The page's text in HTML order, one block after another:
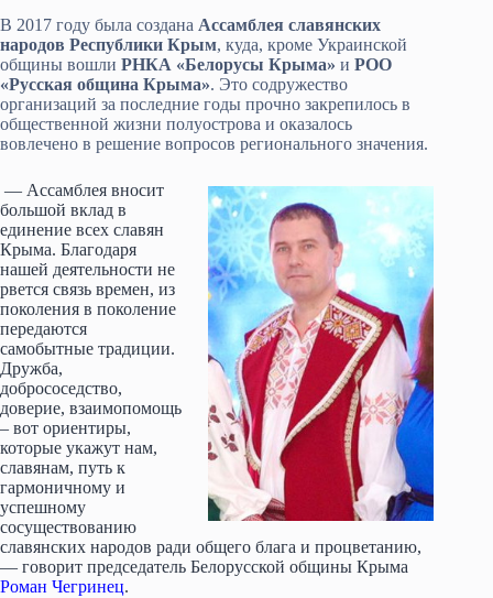
В 2017 году была создана Ассамблея славянских
народов Республики Крым, куда, кроме Украинской
общины вошли РНКА «Белорусы Крыма» и РОО
«Русская община Крыма». Это содружество
организаций за последние годы прочно закрепилось в
общественной жизни полуострова и оказалось
вовлечено в решение вопросов регионального значения.
— Ассамблея вносит
большой вклад в
единение всех славян
Крыма. Благодаря
нашей деятельности не
рвется связь времен, из
поколения в поколение
передаются
самобытные традиции.
Дружба,
добрососедство,
доверие, взаимопомощь
– вот ориентиры,
которые укажут нам,
славянам, путь к
гармоничному и
успешному
сосуществованию
славянских народов ради общего блага и процветанию,
— говорит председатель Белорусской общины Крыма
Роман Чегринец.